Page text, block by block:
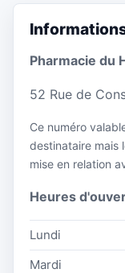
Pharmacie du
52 Rue de
Ce numéro
destinataire mais
mise en relation
Heures
Lundi
Mardi